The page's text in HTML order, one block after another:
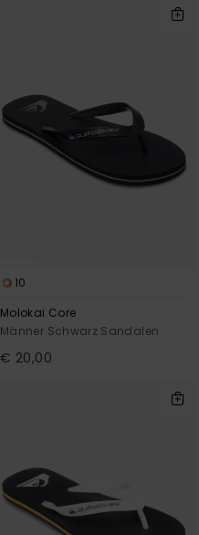
10
Molokai Core
Männer Schwarz Sandalen
€ 20,00